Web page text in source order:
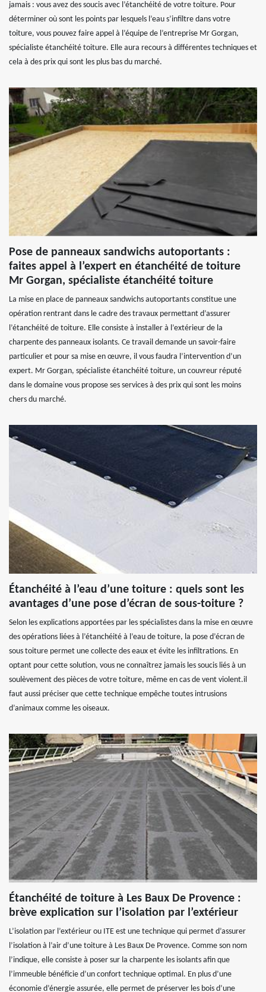
jamais : vous avez des soucis avec l’étanchéité de votre toiture. Pour
déterminer où sont les points par lesquels l’eau s’infiltre dans votre
toiture, vous pouvez faire appel à l’équipe de l’entreprise Mr Gorgan,
spécialiste étanchéité toiture. Elle aura recours à différentes techniques et
cela à des prix qui sont les plus bas du marché.
Pose de panneaux sandwichs autoportants :
faites appel à l’expert en étanchéité de toiture
Mr Gorgan, spécialiste étanchéité toiture
La mise en place de panneaux sandwichs autoportants constitue une
opération rentrant dans le cadre des travaux permettant d’assurer
l’étanchéité de toiture. Elle consiste à installer à l’extérieur de la
charpente des panneaux isolants. Ce travail demande un savoir-faire
particulier et pour sa mise en œuvre, il vous faudra l’intervention d’un
expert. Mr Gorgan, spécialiste étanchéité toiture, un couvreur réputé
dans le domaine vous propose ses services à des prix qui sont les moins
chers du marché.
Étanchéité à l’eau d’une toiture : quels sont les
avantages d’une pose d’écran de sous-toiture ?
Selon les explications apportées par les spécialistes dans la mise en œuvre
des opérations liées à l’étanchéité à l’eau de toiture, la pose d’écran de
sous toiture permet une collecte des eaux et évite les infiltrations. En
optant pour cette solution, vous ne connaîtrez jamais les soucis liés à un
soulèvement des pièces de votre toiture, même en cas de vent violent.il
faut aussi préciser que cette technique empêche toutes intrusions
d’animaux comme les oiseaux.
Étanchéité de toiture à Les Baux De Provence :
brève explication sur l’isolation par l’extérieur
L’isolation par l’extérieur ou ITE est une technique qui permet d’assurer
l’isolation à l’air d’une toiture à Les Baux De Provence. Comme son nom
l’indique, elle consiste à poser sur la charpente les isolants afin que
l’immeuble bénéficie d’un confort technique optimal. En plus d’une
économie d’énergie assurée, elle permet de préserver les bois d’une